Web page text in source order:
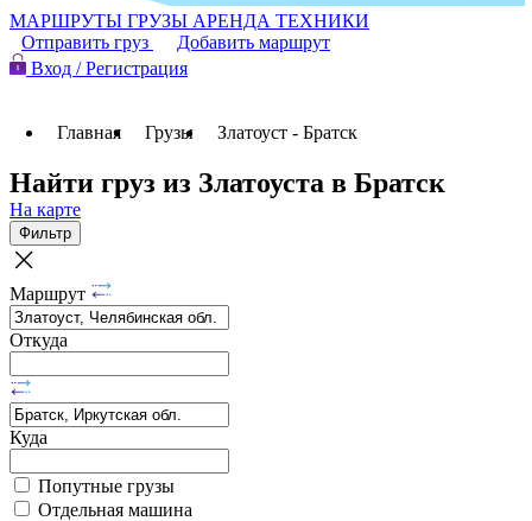
МАРШРУТЫ ГРУЗЫ АРЕНДА ТЕХНИКИ
Отправить груз
Добавить маршрут
Вход / Регистрация
Главная Грузы Златоуст - Братск
Найти груз из Златоуста в Братск
На карте
Фильтр
Маршрут
Откуда
Куда
Попутные грузы
Отдельная машина